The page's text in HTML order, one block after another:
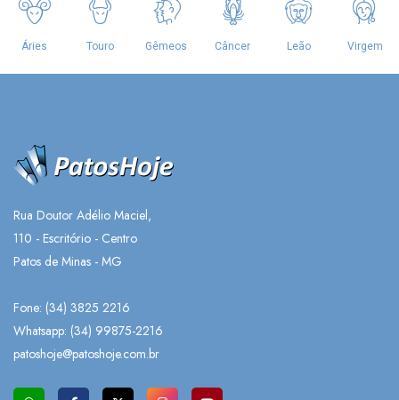
Rua Doutor Adélio Maciel,
110 - Escritório - Centro
Patos de Minas - MG
Fone: (34) 3825 2216
Whatsapp: (34) 99875-2216
patoshoje@patoshoje.com.br